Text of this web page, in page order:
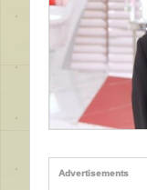
Advertisements